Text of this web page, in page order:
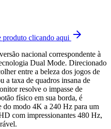
produto clicando aqui
nacional correspondente à
Dual Mode. Direcionado
entre a beleza dos jogos de
a taxa de quadros insana de
resolve o impasse de
físico em sua borda, é
do modo 4K a 240 Hz para um
com impressionantes 480 Hz,